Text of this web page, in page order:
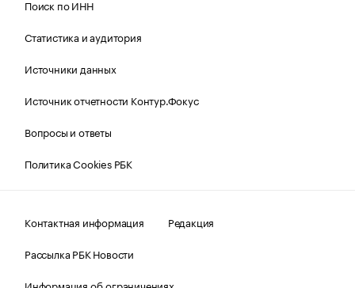
Поиск по ИНН
Статистика и аудитория
Источники данных
Источник отчетности Контур.Фокус
Вопросы и ответы
Политика Cookies РБК
Контактная информация
Редакция
Рассылка РБК Новости